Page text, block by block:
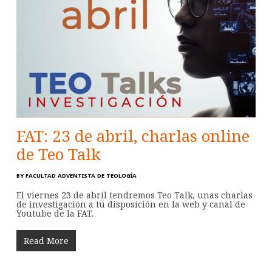
FAT: 23 de abril, charlas online
de Teo Talk
BY FACULTAD ADVENTISTA DE TEOLOGÍA
El viernes 23 de abril tendremos Teo Talk, unas charlas
de investigación a tu disposición en la web y canal de
Youtube de la FAT.
Read More